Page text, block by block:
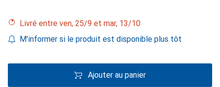
Livré entre ven, 25/9 et mar, 13/10
M'informer si le produit est disponible plus tôt
Ajouter au panier